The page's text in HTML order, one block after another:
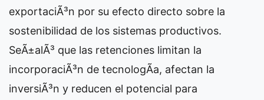
exportaciÃ³n por su efecto directo sobre la
sostenibilidad de los sistemas productivos.
SeÃ±alÃ³ que las retenciones limitan la
incorporaciÃ³n de tecnologÃ­a, afectan la
inversiÃ³n y reducen el potencial para